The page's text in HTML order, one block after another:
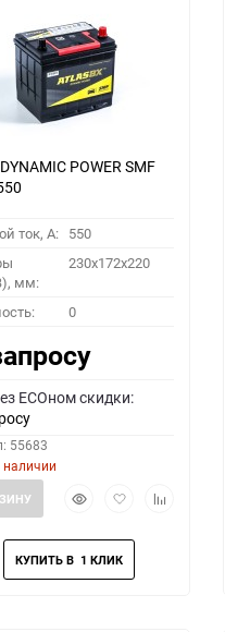
POWER SMF
ток, A: 550
мм:
230x172x220
0
ECOном скидки:
55683
наличии
БыстрыйДобавить
избранное
Добавить